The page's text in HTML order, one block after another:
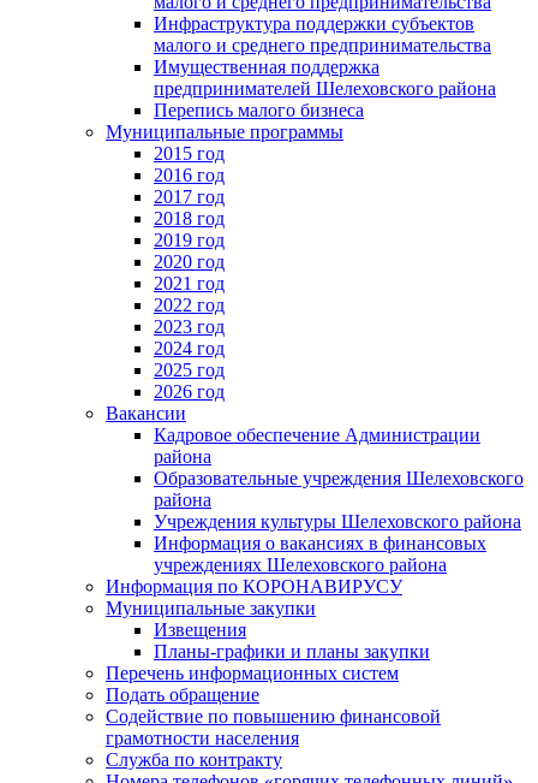
Инфраструктура поддержки субъектов
малого и среднего предпринимательства
Имущественная поддержка
предпринимателей Шелеховского района
Перепись малого бизнеса
Муниципальные программы
2015 год
2016 год
2017 год
2018 год
2019 год
2020 год
2021 год
2022 год
2023 год
2024 год
2025 год
2026 год
Вакансии
Кадровое обеспечение Администрации
района
Образовательные учреждения Шелеховского
района
Учреждения культуры Шелеховского района
Информация о вакансиях в финансовых
учреждениях Шелеховского района
Информация по КОРОНАВИРУСУ
Муниципальные закупки
Извещения
Планы-графики и планы закупки
Перечень информационных систем
Подать обращение
Содействие по повышению финансовой
грамотности населения
Служба по контракту